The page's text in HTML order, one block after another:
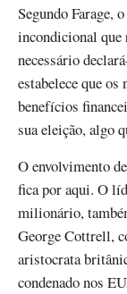
Segundo Farage,
incondicional que
necessário
estabelece que os
benefícios
sua eleição, algo
O envolvimento
fica por aqui. O
milionário,
George Cottrell,
aristocrata
condenado nos